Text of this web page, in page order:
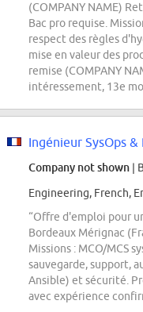
(COMPANY NAME)
Bac pro requise.
respect des règles
mise en valeur des
remise (COMPANY
intéressement, 13e
Ingénieur SysOps &
Company not shown |
Engineering, French,
“Offre d'emploi pour
Bordeaux Mérignac
Missions : MCO/MCS
sauvegarde, support,
Ansible) et sécurité.
avec expérience